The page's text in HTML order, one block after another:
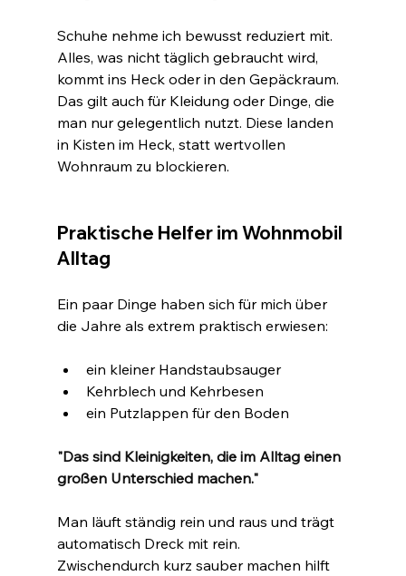
Schuhe nehme ich bewusst reduziert mit.
Alles, was nicht täglich gebraucht wird,
kommt ins Heck oder in den Gepäckraum.
Das gilt auch für Kleidung oder Dinge, die
man nur gelegentlich nutzt. Diese landen
in Kisten im Heck, statt wertvollen
Wohnraum zu blockieren.
Praktische Helfer im Wohnmobil
Alltag
Ein paar Dinge haben sich für mich über
die Jahre als extrem praktisch erwiesen:
ein kleiner Handstaubsauger
Kehrblech und Kehrbesen
ein Putzlappen für den Boden
"Das sind Kleinigkeiten, die im Alltag einen
großen Unterschied machen."
Man läuft ständig rein und raus und trägt
automatisch Dreck mit rein.
Zwischendurch kurz sauber machen hilft